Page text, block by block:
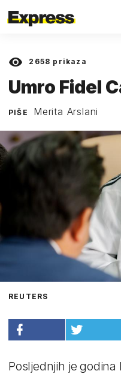
2658 prikaza
Umro Fidel
PIŠE Merita Arslani
REUTERS
Posljednjih je godina